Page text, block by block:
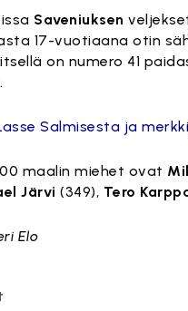
Saveniuksen
17-vuotiaana otin
on numero 41
Salmisesta ja
maalin miehet ovat
Järvi (349), Tero
Elo